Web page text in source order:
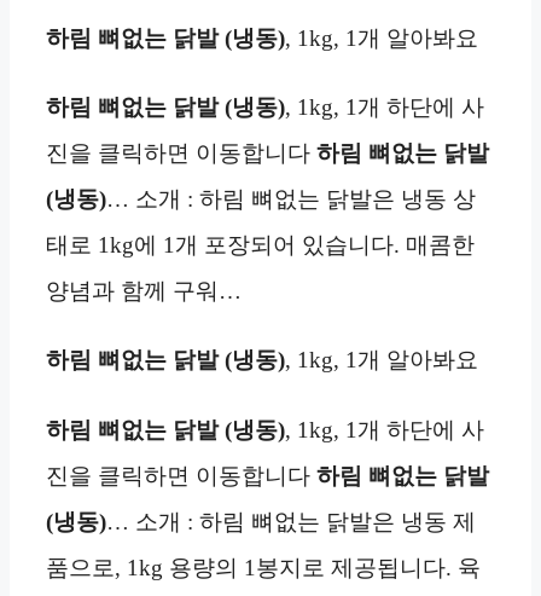
하림 뼈없는 닭발 (냉동), 1kg, 1개 알아봐요
하림 뼈없는 닭발 (냉동), 1kg, 1개 하단에 사
진을 클릭하면 이동합니다 하림 뼈없는 닭발
(냉동)… 소개 : 하림 뼈없는 닭발은 냉동 상
태로 1kg에 1개 포장되어 있습니다. 매콤한
양념과 함께 구워…
하림 뼈없는 닭발 (냉동), 1kg, 1개 알아봐요
하림 뼈없는 닭발 (냉동), 1kg, 1개 하단에 사
진을 클릭하면 이동합니다 하림 뼈없는 닭발
(냉동)… 소개 : 하림 뼈없는 닭발은 냉동 제
품으로, 1kg 용량의 1봉지로 제공됩니다. 육